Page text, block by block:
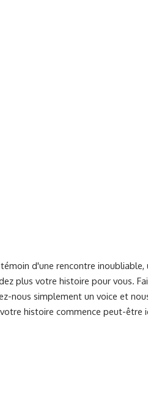
d'une rencontre inoubliable,
plus votre histoire pour vous.
nous simplement un voice et
histoire commence peut-être